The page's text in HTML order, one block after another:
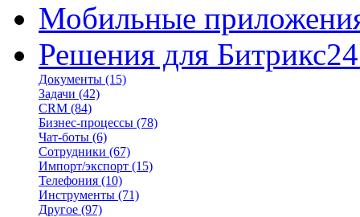
Мобильные
Решения для Битрикс24
Документы (15)
Задачи (42)
CRM (84)
Бизнес-процессы (78)
Чат-боты (6)
Сотрудники (67)
Импорт/экспорт (15)
Телефония (10)
Инструменты (71)
Другое (97)